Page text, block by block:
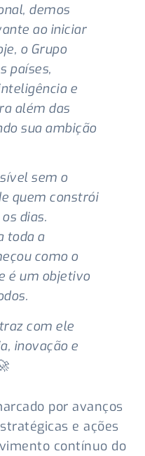
demos
ao iniciar
o Grupo
países,
e
além das
sua ambição
sem o
quem constrói
dias.
toda a
como o
é um objetivo
com ele
inovação e
por avanços
e ações
contínuo do